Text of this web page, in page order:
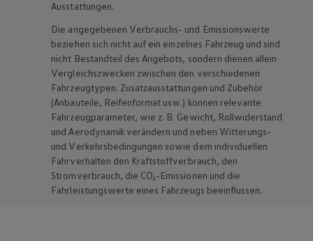
Ausstattungen.
Die angegebenen Verbrauchs- und Emissionswerte
beziehen sich nicht auf ein einzelnes Fahrzeug und sind
nicht Bestandteil des Angebots, sondern dienen allein
Vergleichszwecken zwischen den verschiedenen
Fahrzeugtypen. Zusatzausstattungen und Zubehör
(Anbauteile, Reifenformat usw.) können relevante
Fahrzeugparameter, wie z. B. Gewicht, Rollwiderstand
und Aerodynamik verändern und neben Witterungs-
und Verkehrsbedingungen sowie dem individuellen
Fahrverhalten den Kraftstoffverbrauch, den
Stromverbrauch, die CO₂-Emissionen und die
Fahrleistungswerte eines Fahrzeugs beeinflussen.